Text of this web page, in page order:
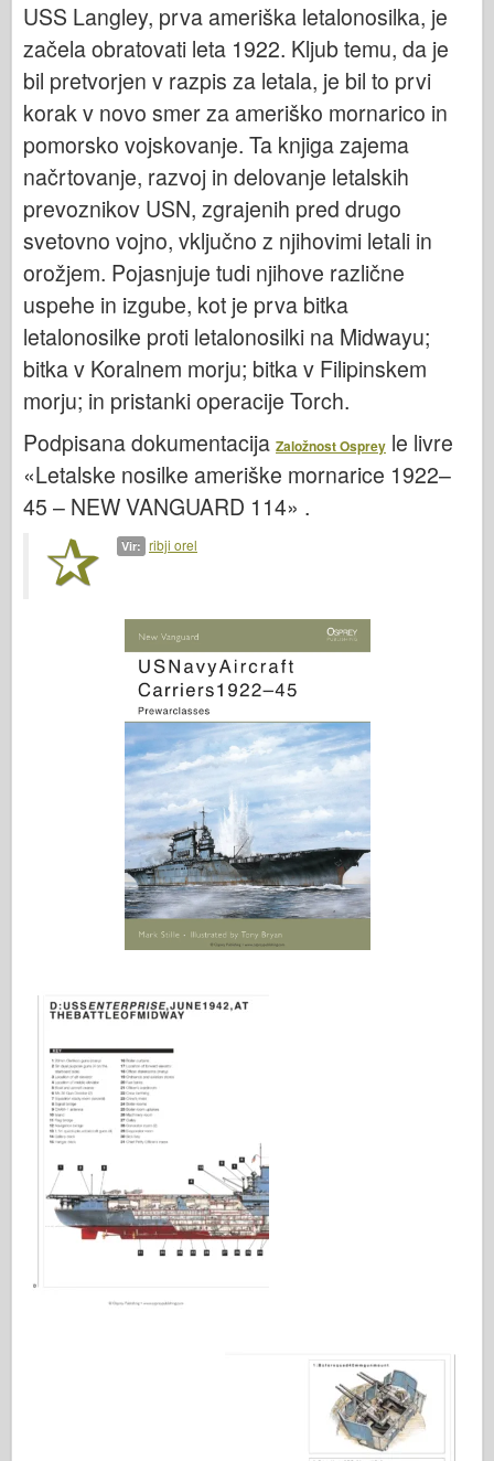
Legenda
Meng Model
Tamiya
Trobentač
Zvezda
Albumi-Fotografije
Sprehod okoli
Knjige
Dvd
Stik
le Journal
Kompleti
USS Langley, prva ameriška letalonosilka, je
začela obratovati leta 1922. Kljub temu, da je
bil pretvorjen v razpis za letala, je bil to prvi
korak v novo smer za ameriško mornarico in
pomorsko vojskovanje. Ta knjiga zajema
načrtovanje, razvoj in delovanje letalskih
prevoznikov USN, zgrajenih pred drugo
svetovno vojno, vključno z njihovimi letali in
orožjem. Pojasnjuje tudi njihove različne
uspehe in izgube, kot je prva bitka
letalonosilke proti letalonosilki na Midwayu;
bitka v Koralnem morju; bitka v Filipinskem
morju; in pristanki operacije Torch.
Podpisana dokumentacija Založnost Osprey le livre
«Letalske nosilke ameriške mornarice 1922–
45 – NEW VANGUARD 114» .
Vir: ribji orel